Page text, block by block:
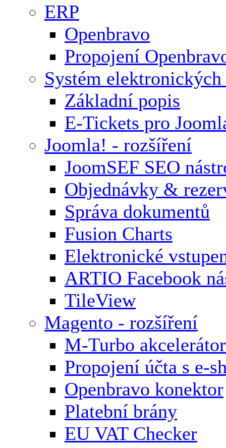
ERP
Openbravo
Propojení
Systém elektronických
Základní popis
E-Tickets pro
Joomla! - rozšíření
JoomSEF SEO
Objednávky &
Správa dokumentů
Fusion Charts
Elektronické
ARTIO Facebook
TileView
Magento - rozšíření
M-Turbo akcelerátor
Propojení účta s e-
Openbravo konektor
Platební brány
EU VAT Checker